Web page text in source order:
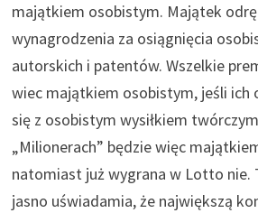
majątkiem osobistym. Majątek
wynagrodzenia za osiągnięcia
autorskich i patentów. Wszelkie
wiec majątkiem osobistym, jeśli ich
się z osobistym wysiłkiem
„Milionerach” będzie więc
natomiast już wygrana w Lotto nie.
jasno uświadamia, że największą